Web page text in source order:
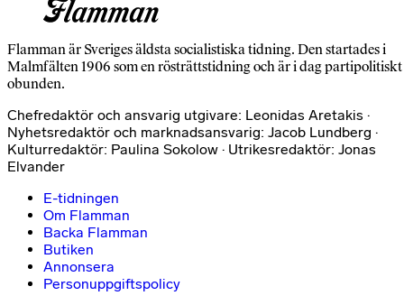
Flamman är Sveriges äldsta socialistiska tidning. Den startades i
Malmfälten 1906 som en rösträttstidning och är i dag partipolitiskt
obunden.
Chefredaktör och ansvarig utgivare: Leonidas Aretakis ·
Nyhetsredaktör och marknadsansvarig: Jacob Lundberg ·
Kulturredaktör: Paulina Sokolow · Utrikesredaktör: Jonas
Elvander
E-tidningen
Om Flamman
Backa Flamman
Butiken
Annonsera
Personuppgiftspolicy